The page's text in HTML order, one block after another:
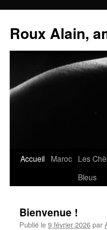
contenu
Roux Alain,
Accueil Maroc Les
Bleus
Bienvenue !
Publié le9 février 2026par